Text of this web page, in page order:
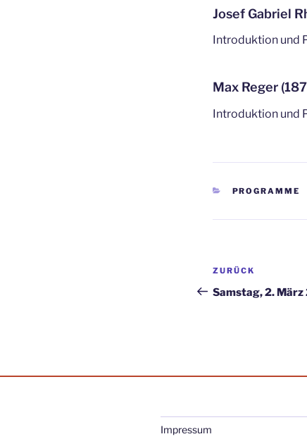
Josef Gabriel
Introduktion und
Max Reger
Introduktion und
KATEGORIEN
PROGRAMME
Vorheriger
Beitrag
ZURÜCK
Samstag, 2. März
Impressum